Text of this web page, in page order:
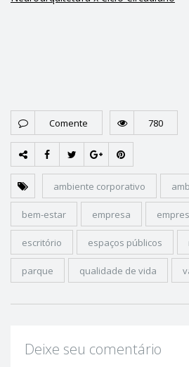
Comente 780
ambiente corporativo
bem-estar empresa
escritório espaços públicos
parque qualidade de vida
Deixe seu comentário